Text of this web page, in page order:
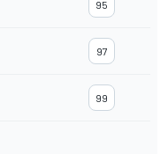
95
97
99